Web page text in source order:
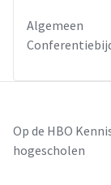
Algemeen
Op de HBO
hogescholen